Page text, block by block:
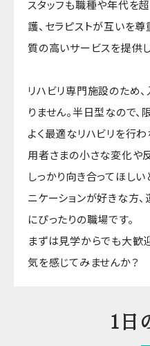
スタッフも職種や年代を
護、セラピストが互いを
質の高いサービスを提供し
リハビリ専門施設のため
りません。半日型なので
よく最適なリハビリを行
用者さまの小さな変化や
しっかり向き合ってほしい
ニケーションが好きな方
にぴったりの職場です。
まずは見学からでも大歓
気を感じてみませんか？
1日